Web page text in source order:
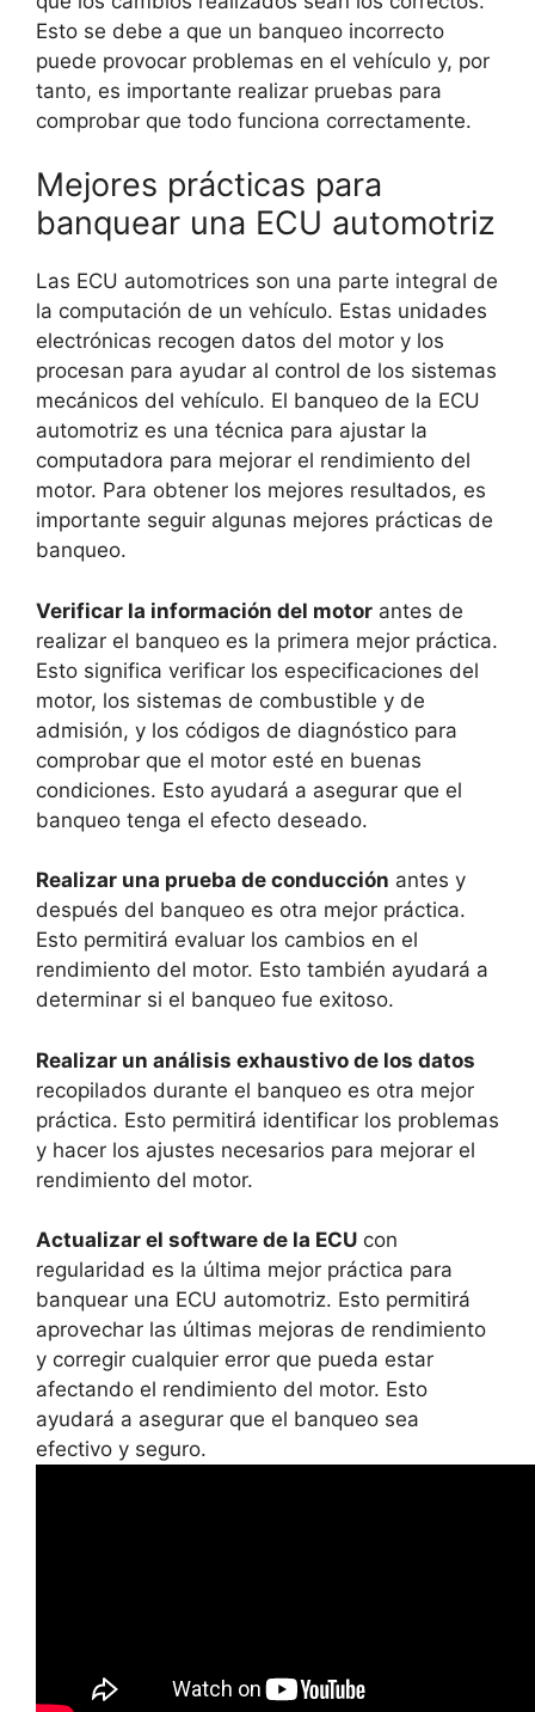
Esto se debe a que un banqueo incorrecto
puede provocar problemas en el vehículo y, por
tanto, es importante realizar pruebas para
comprobar que todo funciona correctamente.
Mejores prácticas para
banquear una ECU automotriz
Las ECU automotrices son una parte integral de
la computación de un vehículo. Estas unidades
electrónicas recogen datos del motor y los
procesan para ayudar al control de los sistemas
mecánicos del vehículo. El banqueo de la ECU
automotriz es una técnica para ajustar la
computadora para mejorar el rendimiento del
motor. Para obtener los mejores resultados, es
importante seguir algunas mejores prácticas de
banqueo.
Verificar la información del motor antes de
realizar el banqueo es la primera mejor práctica.
Esto significa verificar los especificaciones del
motor, los sistemas de combustible y de
admisión, y los códigos de diagnóstico para
comprobar que el motor esté en buenas
condiciones. Esto ayudará a asegurar que el
banqueo tenga el efecto deseado.
Realizar una prueba de conducción antes y
después del banqueo es otra mejor práctica.
Esto permitirá evaluar los cambios en el
rendimiento del motor. Esto también ayudará a
determinar si el banqueo fue exitoso.
Realizar un análisis exhaustivo de los datos
recopilados durante el banqueo es otra mejor
práctica. Esto permitirá identificar los problemas
y hacer los ajustes necesarios para mejorar el
rendimiento del motor.
Actualizar el software de la ECU con
regularidad es la última mejor práctica para
banquear una ECU automotriz. Esto permitirá
aprovechar las últimas mejoras de rendimiento
y corregir cualquier error que pueda estar
afectando el rendimiento del motor. Esto
ayudará a asegurar que el banqueo sea
efectivo y seguro.